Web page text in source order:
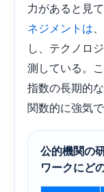
力があると見
ネジメントは
し、テクノロ
測している。
指数の長期的
関数的に強気
公的機関の
ワークにど